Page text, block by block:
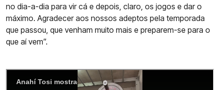
no dia-a-dia para vir cá e depois, claro, os jogos e dar o
máximo. Agradecer aos nossos adeptos pela temporada
que passou, que venham muito mais e preparem-se para o
que aí vem”.